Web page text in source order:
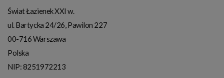
Świat Łazienek XXI w.
ul. Bartycka 24/26, Pawilon 227
00-716Warszawa
Polska
NIP:8251972213